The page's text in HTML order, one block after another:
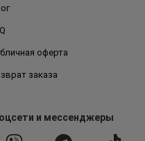
оферта
заказа
и мессенджеры